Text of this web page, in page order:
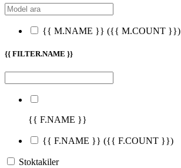
{{ M.NAME }} ({{ M.COUNT }})
{{ FILTER.NAME }}
{{ F.NAME }}
{{ F.NAME }} ({{ F.COUNT }})
Stoktakiler